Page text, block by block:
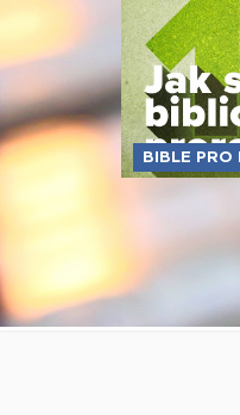
BIBLE PRO